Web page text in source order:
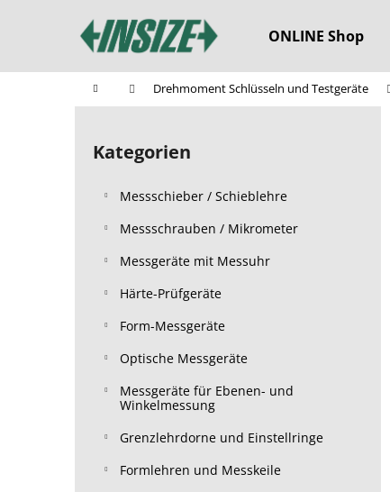
ONLINE Shop
StartseiteDrehmoment Schlüsseln und Testgeräte
S
Kategorien
überspringen
Kategorien
Messschieber / Schieblehre
Messschrauben / Mikrometer
Messgeräte mit Messuhr
Härte-Prüfgeräte
Form-Messgeräte
Optische Messgeräte
Messgeräte für Ebenen- und
Winkelmessung
Grenzlehrdorne und Einstellringe
Formlehren und Messkeile
e
Zurück
zum
Zurück
zum